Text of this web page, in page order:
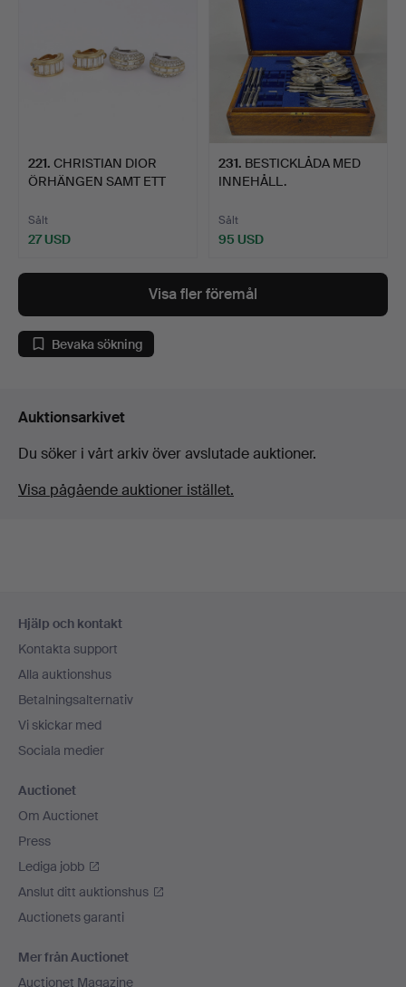
221. CHRISTIAN DIOR
ÖRHÄNGEN SAMT ETT
Sålt
27 USD
231. BESTICKLÅDA MED
INNEHÅLL.
Sålt
95 USD
Visa fler föremål
Bevaka sökning
Auktionsarkivet
Du söker i vårt arkiv över avslutade auktioner.
Visa pågående auktioner istället.
Hjälp och kontakt
Kontakta support
Alla auktionshus
Betalningsalternativ
Vi skickar med
Sociala medier
Auctionet
Om Auctionet
Press
Lediga jobb
Anslut ditt auktionshus
Auctionets garanti
Mer från Auctionet
Auctionet Magazine